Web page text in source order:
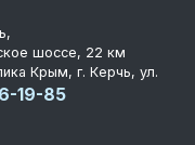
шоссе, 22 км
Крым, г. Керчь, ул.
19-85